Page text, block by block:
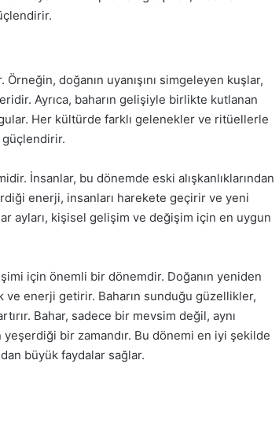
doğanın uyanışını simgeleyen kuşlar,
Ayrıca, baharın gelişiyle birlikte kutlanan
Her kültürde farklı gelenekler ve ritüellerle
güçlendirir.
İnsanlar, bu dönemde eski alışkanlıklarından
enerji, insanları harekete geçirir ve yeni
ayları, kişisel gelişim ve değişim için en uygun
için önemli bir dönemdir. Doğanın yeniden
ve enerji getirir. Baharın sunduğu güzellikler,
Bahar, sadece bir mevsim değil, aynı
yeşerdiği bir zamandır. Bu dönemi en iyi şekilde
büyük faydalar sağlar.